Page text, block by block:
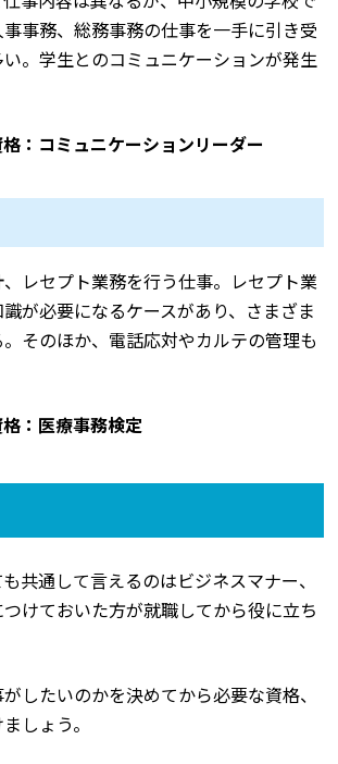
事務、総務事務の仕事を一手に引き受
。学生とのコミュニケーションが発生
：コミュニケーションリーダー
レセプト業務を行う仕事。レセプト業
が必要になるケースがあり、さまざま
そのほか、電話応対やカルテの管理も
：医療事務検定
共通して言えるのはビジネスマナー、
けておいた方が就職してから役に立ち
したいのかを決めてから必要な資格、
しょう。